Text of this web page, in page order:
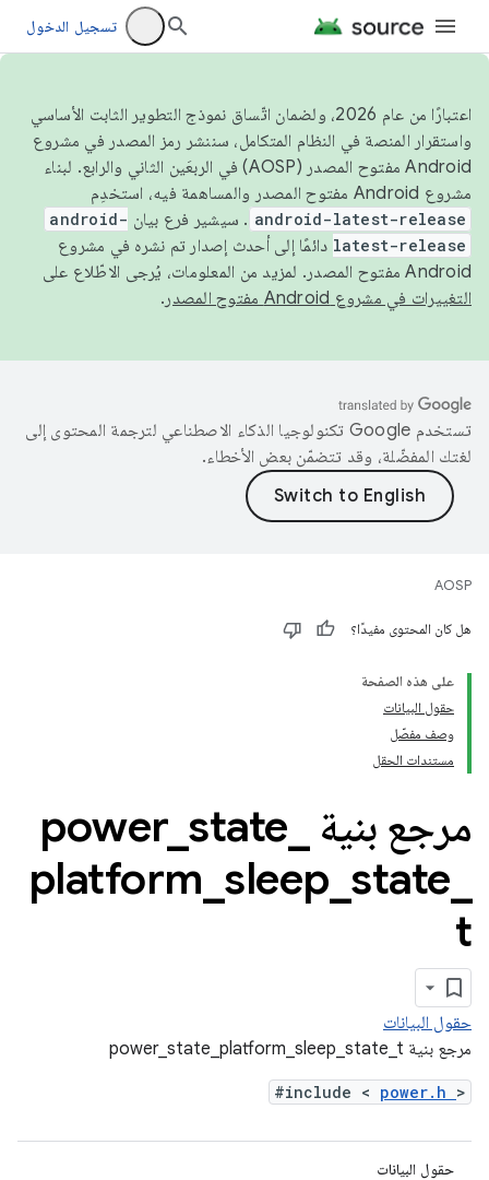
تسجيل الدخول
اعتبارًا من عام 2026، ولضمان اتّساق نموذج التطوير الثابت الأساسي
واستقرار المنصة في النظام المتكامل، سننشر رمز المصدر في مشروع
Android مفتوح المصدر (AOSP) في الربعَين الثاني والرابع. لبناء
مشروع Android مفتوح المصدر والمساهمة فيه، استخدِم
android-latest-release . سيشير فرع بيان android-
latest-release دائمًا إلى أحدث إصدار تم نشره في مشروع
Android مفتوح المصدر. لمزيد من المعلومات، يُرجى الاطّلاع على
التغييرات في مشروع Android مفتوح المصدر
.
تستخدم Google تكنولوجيا الذكاء الاصطناعي لترجمة المحتوى إلى
لغتك المفضّلة، وقد تتضمّن بعض الأخطاء.
AOSP
هل كان المحتوى مفيدًا؟
على هذه الصفحة
حقول البيانات
وصف مفصّل
مستندات الحقل
مرجع بنية power _ state
platform sleep state
t
حقول البيانات
مرجع بنية power_state_platform_sleep_state_t
#include < power.h >
حقول البيانات